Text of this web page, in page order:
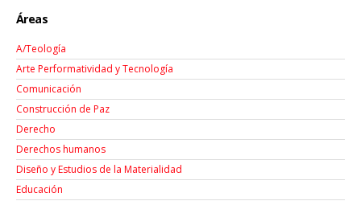
Áreas
A/Teología
Arte Performatividad y Tecnología
Comunicación
Construcción de Paz
Derecho
Derechos humanos
Diseño y Estudios de la Materialidad
Educación